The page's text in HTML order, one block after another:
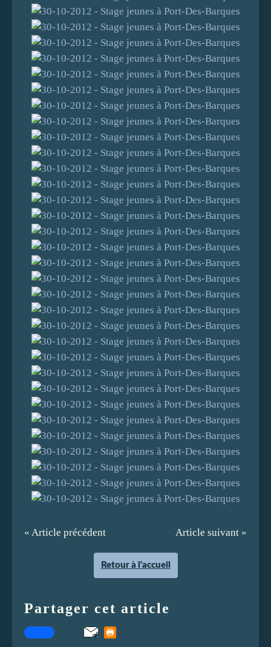
« Article précédent Article suivant »
Retour à l'accueil
Partager cet article